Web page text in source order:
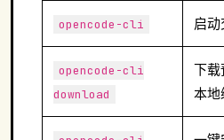
opencode-cli 启
opencode-cli
download
下载
本地